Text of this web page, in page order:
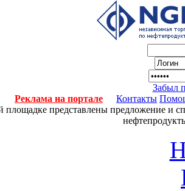
Забыл
Реклама на портале
Контакты
площадке представлены предложение и